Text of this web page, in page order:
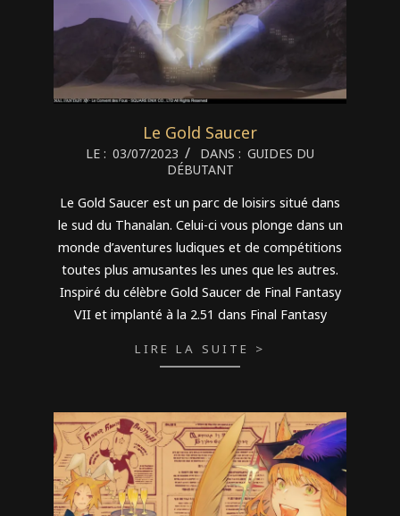
Le Gold Saucer
2023-
03
LE : 03/07/2023 DANS : GUIDES DU
DÉBUTANT
Le Gold Saucer est un parc de loisirs situé dans
le sud du Thanalan. Celui-ci vous plonge dans un
monde d’aventures ludiques et de compétitions
toutes plus amusantes les unes que les autres.
Inspiré du célèbre Gold Saucer de Final Fantasy
VII et implanté à la 2.51 dans Final Fantasy
LIRE LA SUITE >